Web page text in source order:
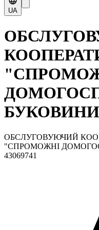
UA
ОБСЛУГОВУЮЧИЙ
"СПРОМОЖНІ
43069741